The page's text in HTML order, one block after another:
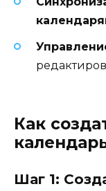
Как
Шаг 1: